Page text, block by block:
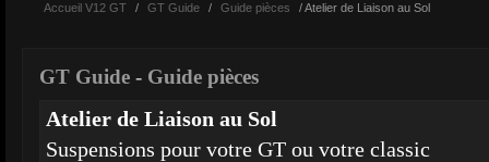
Accueil V12 GT / GT Guide / Guide pièces / Atelier de Liaison au Sol
GT Guide - Guide pièces
Atelier de Liaison au Sol
Suspensions pour votre GT ou votre classic